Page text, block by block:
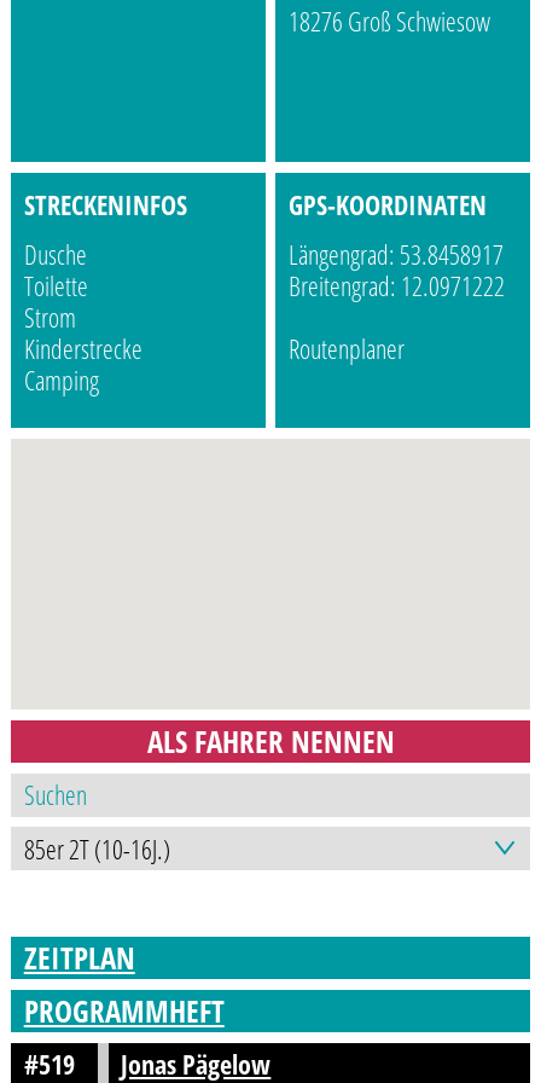
18276 Groß Schwiesow
STRECKENINFOS
Dusche
Toilette
Strom
Kinderstrecke
Camping
GPS-KOORDINATEN
Längengrad: 53.8458917
Breitengrad: 12.0971222
Routenplaner
ALS FAHRER NENNEN
ZEITPLAN
PROGRAMMHEFT
#519 Jonas Pägelow